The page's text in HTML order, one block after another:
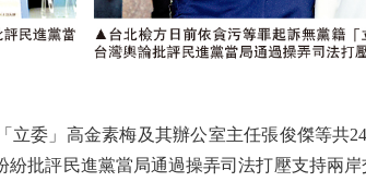
委」高金素梅及其辦公室主任張俊傑等共
紛批評民進黨當局通過操弄司法打壓支持兩